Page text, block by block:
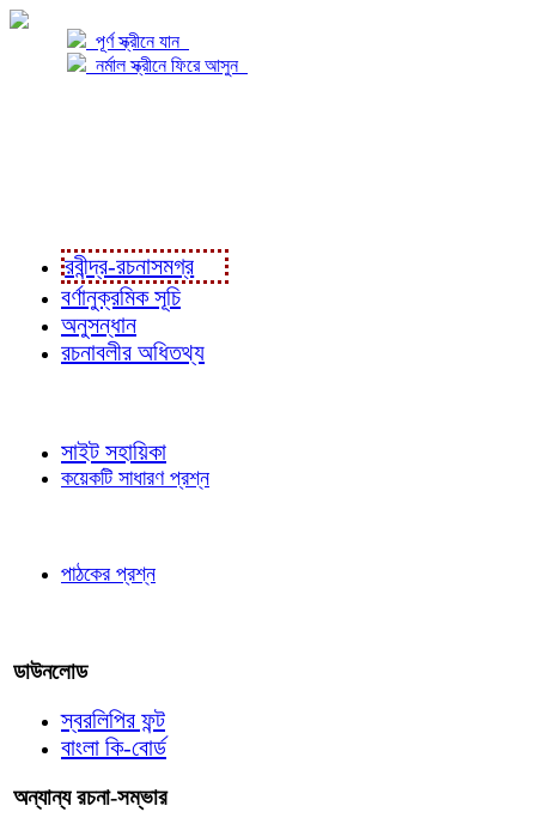
পূর্ণ স্ক্রীনে যান
নর্মাল স্ক্রীনে ফিরে আসুন
রবীন্দ্র-রচনাসমগ্র
বর্ণানুক্রমিক সূচি
অনুসন্ধান
রচনাবলীর অধিতথ্য
সাইট সহায়িকা
কয়েকটি সাধারণ প্রশ্ন
পাঠকের প্রশ্ন
ডাউনলোড
স্বরলিপির ফন্ট
বাংলা কি-বোর্ড
অন্যান্য রচনা-সম্ভার